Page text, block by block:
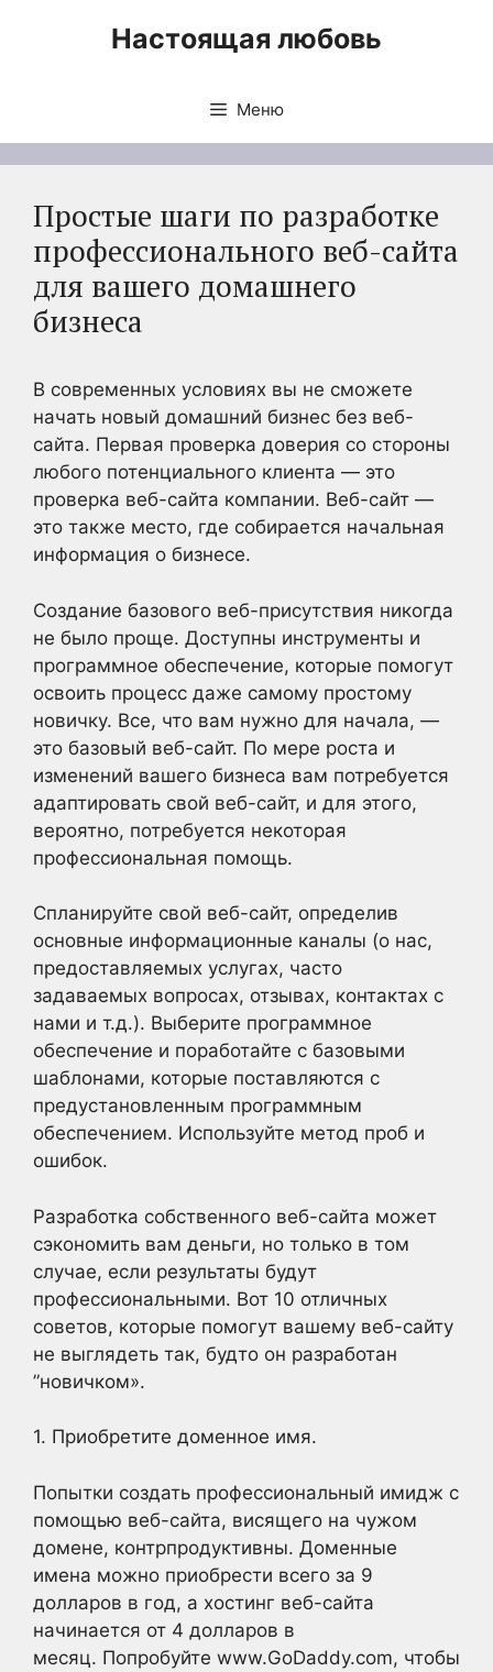
Настоящая любовь
Меню
Простые шаги по разработке
профессионального веб-сайта
для вашего домашнего
бизнеса
В современных условиях вы не сможете
начать новый домашний бизнес без веб-
сайта. Первая проверка доверия со стороны
любого потенциального клиента — это
проверка веб-сайта компании. Веб-сайт —
это также место, где собирается начальная
информация о бизнесе.
Создание базового веб-присутствия никогда
не было проще. Доступны инструменты и
программное обеспечение, которые помогут
освоить процесс даже самому простому
новичку. Все, что вам нужно для начала, —
это базовый веб-сайт. По мере роста и
изменений вашего бизнеса вам потребуется
адаптировать свой веб-сайт, и для этого,
вероятно, потребуется некоторая
профессиональная помощь.
Спланируйте свой веб-сайт, определив
основные информационные каналы (о нас,
предоставляемых услугах, часто
задаваемых вопросах, отзывах, контактах с
нами и т.д.). Выберите программное
обеспечение и поработайте с базовыми
шаблонами, которые поставляются с
предустановленным программным
обеспечением. Используйте метод проб и
ошибок.
Разработка собственного веб-сайта может
сэкономить вам деньги, но только в том
случае, если результаты будут
профессиональными. Вот 10 отличных
советов, которые помогут вашему веб-сайту
не выглядеть так, будто он разработан
”новичком».
1. Приобретите доменное имя.
Попытки создать профессиональный имидж с
помощью веб-сайта, висящего на чужом
домене, контрпродуктивны. Доменные
имена можно приобрести всего за 9
долларов в год, а хостинг веб-сайта
начинается от 4 долларов в
месяц. Попробуйте www.GoDaddy.com, чтобы